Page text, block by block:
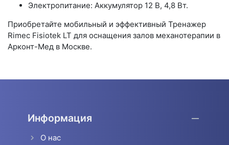
Электропитание: Аккумулятор 12 В, 4,8 Вт.
Приобретайте мобильный и эффективный Тренажер
Rimec Fisiotek LT для оснащения залов механотерапии в
Арконт-Мед в Москве.
Информация
О нас